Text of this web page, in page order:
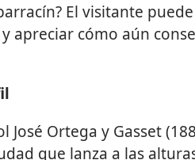
El visitante
apreciar cómo aún
José Ortega y Gasset
que lanza a las